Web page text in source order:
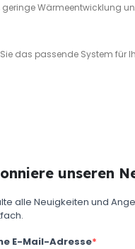
geringe Wärmeentwicklung
das passende System für
unseren
alle Neuigkeiten und
E-Mail-Adresse